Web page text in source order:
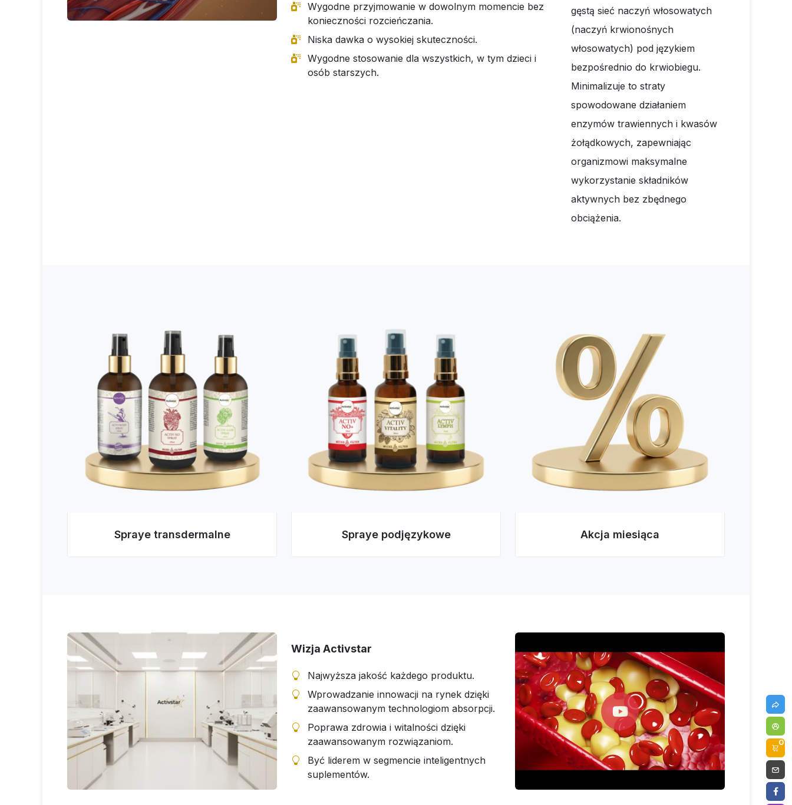
Wygodne przyjmowanie w dowolnym momencie bez
konieczności rozcieńczania.
Niska dawka o wysokiej skuteczności.
Wygodne stosowanie dla wszystkich, w tym dzieci i
osób starszych.
gęstą sieć naczyń włosowatych
(naczyń krwionośnych
włosowatych) pod językiem
bezpośrednio do krwiobiegu.
Minimalizuje to straty
spowodowane działaniem
enzymów trawiennych i kwasów
żołądkowych, zapewniając
organizmowi maksymalne
wykorzystanie składników
aktywnych bez zbędnego
obciążenia.
Spraye transdermalne Spraye podjęzykowe Akcja miesiąca
Wizja Activstar
Najwyższa jakość każdego produktu.
Wprowadzanie innowacji na rynek dzięki
zaawansowanym technologiom absorpcji.
Poprawa zdrowia i witalności dzięki
zaawansowanym rozwiązaniom.
Być liderem w segmencie inteligentnych
suplementów.
0